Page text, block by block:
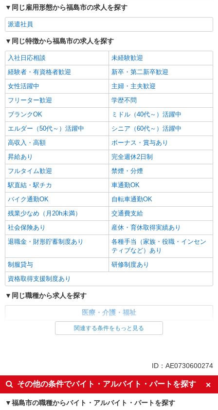
通費全支給(ガソリン代含む)＞
福島市内 最寄り駅：福島
キープ
同じ雇用形態から福島市の求人を探す
派遣社員
同じ特徴から福島市の求人を探す
入社日応相談
未経験歓迎
経験者・有資格者歓迎
新卒・第二新卒歓迎
女性活躍中
主婦・主夫歓迎
フリーター歓迎
学歴不問
ブランクOK
ミドル（40代～）活躍中
エルダー（50代～）活躍中
シニア（60代～）活躍中
高収入・高額
ボーナス・賞与あり
昇給あり
完全週休2日制
フルタイム歓迎
禁煙・分煙
駅直結・駅チカ
車通勤OK
バイク通勤OK
自転車通勤OK
残業少なめ（月20h未満）
交通費支給
社会保険あり
産休・育休取得実績あり
退職金・財形貯蓄制度あり
各種手当（家族・役職・インセン
ティブなど）あり
制服貸与
研修制度あり
資格取得支援制度あり
同じ職種から求人を探す
医療・介護・福祉
ボーナス・賞与あり
車通勤OK
交通費支給
社会保険あり
産休・育休取得実績あり
関連する条件をもっと見る
ID：AE0730600274
その他の条件でバイト・アルバイト・パートを探す
福島市の職種からバイト・アルバイト・パートを探す